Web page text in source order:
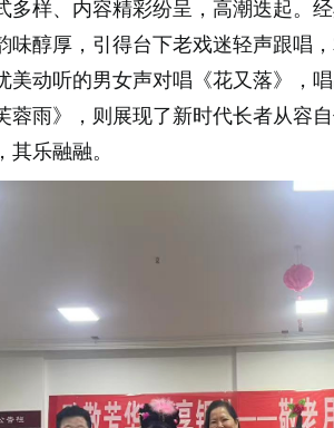
多样、内容精彩纷呈，高潮迭起。
味醇厚，引得台下老戏迷轻声跟唱
美动听的男女声对唱《花又落》，
蓉雨》，则展现了新时代长者从容
其乐融融。